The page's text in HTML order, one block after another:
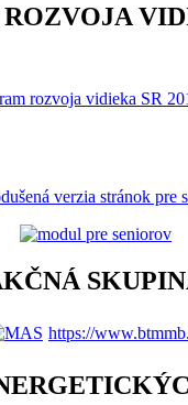
verzia stránok pre
https://